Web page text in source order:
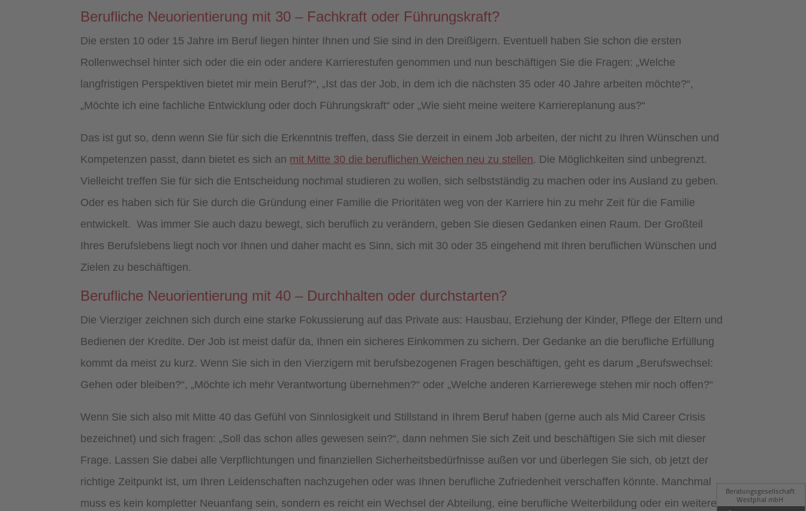
Berufliche Neuorientierung mit 30 – Fachkraft oder Führungskraft?
Die ersten 10 oder 15 Jahre im Beruf liegen hinter Ihnen und Sie sind in den Dreißigern. Eventuell haben Sie schon die ersten
Rollenwechsel hinter sich oder die ein oder andere Karrierestufen genommen und nun beschäftigen Sie die Fragen: „Welche
langfristigen Perspektiven bietet mir mein Beruf?“, „Ist das der Job, in dem ich die nächsten 35 oder 40 Jahre arbeiten möchte?“,
„Möchte ich eine fachliche Entwicklung oder doch Führungskraft“ oder „Wie sieht meine weitere Karriereplanung aus?“
Das ist gut so, denn wenn Sie für sich die Erkenntnis treffen, dass Sie derzeit in einem Job arbeiten, der nicht zu Ihren Wünschen und
Kompetenzen passt, dann bietet es sich an mit Mitte 30 die beruflichen Weichen neu zu stellen. Die Möglichkeiten sind unbegrenzt.
Vielleicht treffen Sie für sich die Entscheidung nochmal studieren zu wollen, sich selbstständig zu machen oder ins Ausland zu geben.
Oder es haben sich für Sie durch die Gründung einer Familie die Prioritäten weg von der Karriere hin zu mehr Zeit für die Familie
entwickelt. Was immer Sie auch dazu bewegt, sich beruflich zu verändern, geben Sie diesen Gedanken einen Raum. Der Großteil
Ihres Berufslebens liegt noch vor Ihnen und daher macht es Sinn, sich mit 30 oder 35 eingehend mit Ihren beruflichen Wünschen und
Zielen zu beschäftigen.
Berufliche Neuorientierung mit 40 – Durchhalten oder durchstarten?
Die Vierziger zeichnen sich durch eine starke Fokussierung auf das Private aus: Hausbau, Erziehung der Kinder, Pflege der Eltern und
Bedienen der Kredite. Der Job ist meist dafür da, Ihnen ein sicheres Einkommen zu sichern. Der Gedanke an die berufliche Erfüllung
kommt da meist zu kurz. Wenn Sie sich in den Vierzigern mit berufsbezogenen Fragen beschäftigen, geht es darum „Berufswechsel:
Gehen oder bleiben?“, „Möchte ich mehr Verantwortung übernehmen?“ oder „Welche anderen Karrierewege stehen mir noch offen?“
Wenn Sie sich also mit Mitte 40 das Gefühl von Sinnlosigkeit und Stillstand in Ihrem Beruf haben (gerne auch als Mid Career Crisis
bezeichnet) und sich fragen: „Soll das schon alles gewesen sein?“, dann nehmen Sie sich Zeit und beschäftigen Sie sich mit dieser
Frage. Lassen Sie dabei alle Verpflichtungen und finanziellen Sicherheitsbedürfnisse außen vor und überlegen Sie sich, ob jetzt der
richtige Zeitpunkt ist, um Ihren Leidenschaften nachzugehen oder was Ihnen berufliche Zufriedenheit verschaffen könnte. Manchmal
muss es kein kompletter Neuanfang sein, sondern es reicht ein Wechsel der Abteilung, eine berufliche Weiterbildung oder ein weiterer